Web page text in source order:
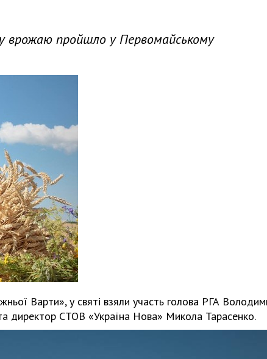
врожаю пройшло у Первомайському
Варти», у святі взяли участь голова РГА
директор СТОВ «Україна Нова» Микола Тарасенко.